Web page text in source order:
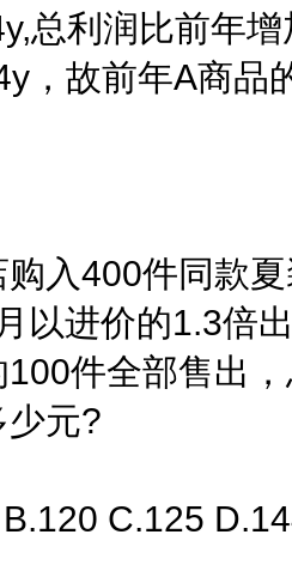
总利润比前年
，故前年A商品
400件同款夏
以进价的1.3倍
件全部售出
少元?
C.125